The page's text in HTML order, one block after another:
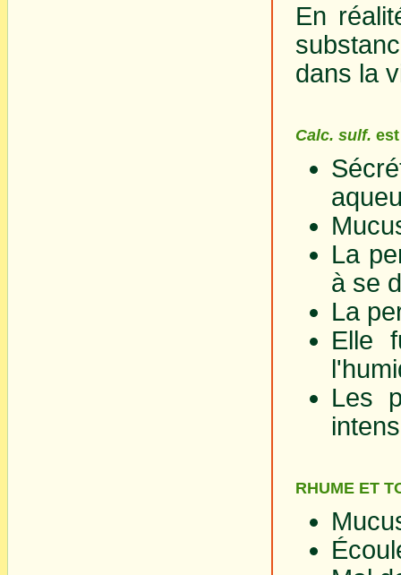
En
dans la
Calc. sulf.
La
à se
La
Elle
Les
RHUME ET